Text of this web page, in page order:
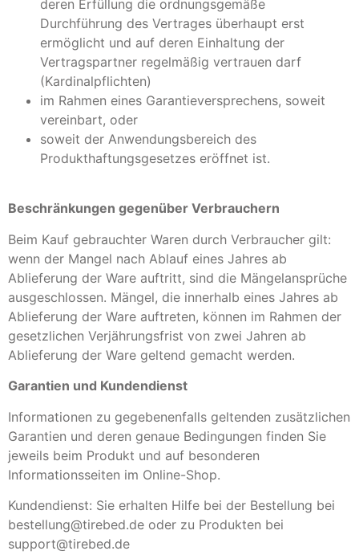
deren Erfüllung die ordnungsgemäße
Durchführung des Vertrages überhaupt erst
ermöglicht und auf deren Einhaltung der
Vertragspartner regelmäßig vertrauen darf
(Kardinalpflichten)
im Rahmen eines Garantieversprechens, soweit
vereinbart, oder
soweit der Anwendungsbereich des
Produkthaftungsgesetzes eröffnet ist.
Beschränkungen gegenüber Verbrauchern
Beim Kauf gebrauchter Waren durch Verbraucher gilt:
wenn der Mangel nach Ablauf eines Jahres ab
Ablieferung der Ware auftritt, sind die Mängelansprüche
ausgeschlossen. Mängel, die innerhalb eines Jahres ab
Ablieferung der Ware auftreten, können im Rahmen der
gesetzlichen Verjährungsfrist von zwei Jahren ab
Ablieferung der Ware geltend gemacht werden.
Garantien und Kundendienst
Informationen zu gegebenenfalls geltenden zusätzlichen
Garantien und deren genaue Bedingungen finden Sie
jeweils beim Produkt und auf besonderen
Informationsseiten im Online-Shop.
Kundendienst: Sie erhalten Hilfe bei der Bestellung bei
bestellung@tirebed.de oder zu Produkten bei
support@tirebed.de